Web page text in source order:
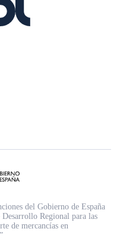
del Gobierno de España
Regional para las
de mercancías en